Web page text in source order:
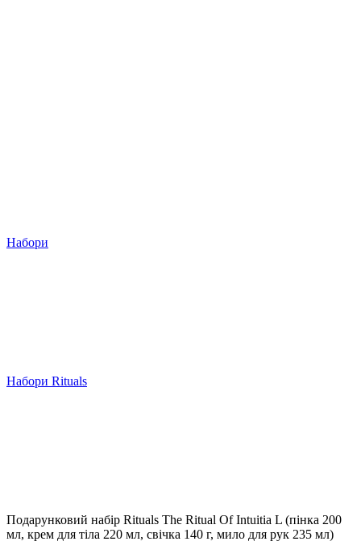
Набори
Набори Rituals
Подарунковий набір Rituals The Ritual Of Intuitia L (пінка 200
мл, крем для тіла 220 мл, свічка 140 г, мило для рук 235 мл)